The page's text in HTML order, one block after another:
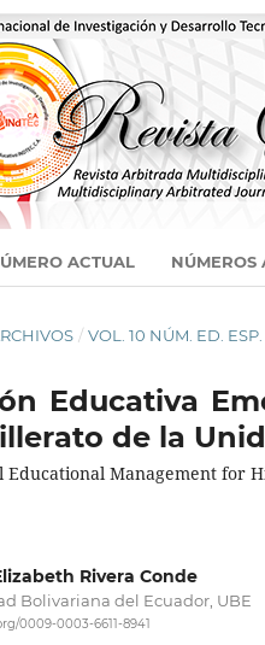
ACTUAL NÚMEROS
/ VOL. 10 NÚM. ED.
Educativa
de la
Educational Management for
Rivera Conde
Bolivariana del Ecuador, UBE
0009-0003-6611-8941